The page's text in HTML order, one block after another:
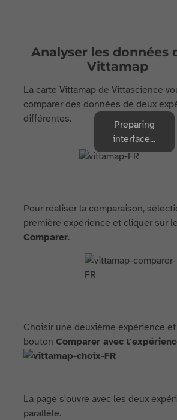
Analyser les données
Vittamap
La carte Vittamap de Vittascience
comparer des données de deux
différentes.
Pour réaliser la comparaison,
première expérience et cliquer sur
Comparer.
Choisir une deuxième expérience
boutonComparer avec
La page s'ouvre avec les deux
parallèle.
Preparing
interface...